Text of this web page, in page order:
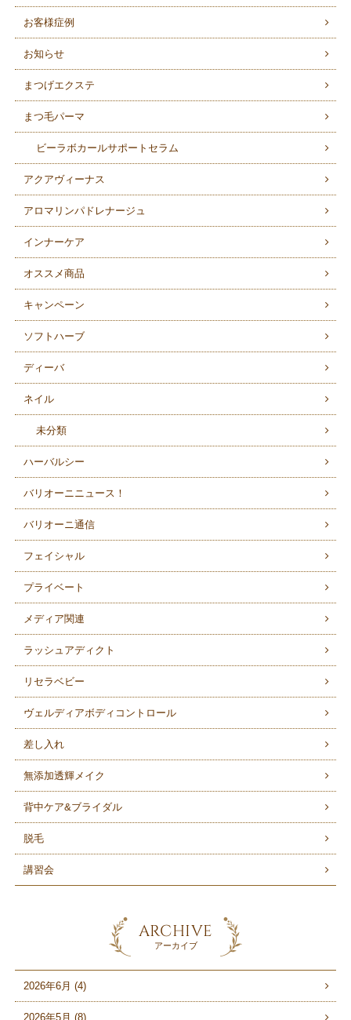
お客様症例
お知らせ
まつげエクステ
まつ毛パーマ
ビーラボカールサポートセラム
アクアヴィーナス
アロマリンパドレナージュ
インナーケア
オススメ商品
キャンペーン
ソフトハーブ
ディーバ
ネイル
未分類
ハーバルシー
バリオーニニュース！
バリオーニ通信
フェイシャル
プライベート
メディア関連
ラッシュアディクト
リセラベビー
ヴェルディアボディコントロール
差し入れ
無添加透輝メイク
背中ケア&ブライダル
脱毛
講習会
ARCHIVE
アーカイブ
2026年6月 (4)
2026年5月 (8)